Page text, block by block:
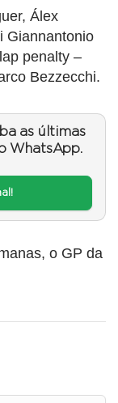
Álex
Giannantonio
penalty –
Bezzecchi.
as últimas
WhatsApp.
o GP da